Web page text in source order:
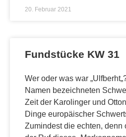
20. Februar 2021
Fundstücke KW 31
Wer oder was war
Namen bezeichneten
Zeit der Karolinger und
Dinge europäischer
Zumindest die echten, denn